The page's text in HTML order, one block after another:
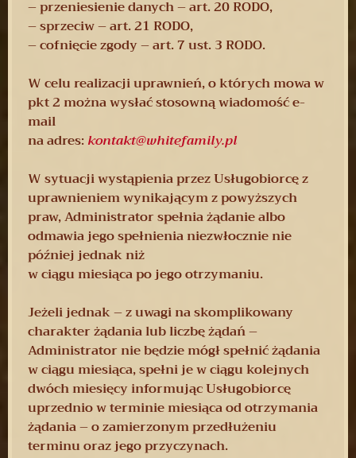
– przeniesienie danych – art. 20 RODO,
– sprzeciw – art. 21 RODO,
– cofnięcie zgody – art. 7 ust. 3 RODO.
W celu realizacji uprawnień, o których mowa w
pkt 2 można wysłać stosowną wiadomość e-
mail
na adres: kontakt@whitefamily.pl
W sytuacji wystąpienia przez Usługobiorcę z
uprawnieniem wynikającym z powyższych
praw, Administrator spełnia żądanie albo
odmawia jego spełnienia niezwłocznie nie
później jednak niż
w ciągu miesiąca po jego otrzymaniu.
Jeżeli jednak – z uwagi na skomplikowany
charakter żądania lub liczbę żądań –
Administrator nie będzie mógł spełnić żądania
w ciągu miesiąca, spełni je w ciągu kolejnych
dwóch miesięcy informując Usługobiorcę
uprzednio w terminie miesiąca od otrzymania
żądania – o zamierzonym przedłużeniu
terminu oraz jego przyczynach.